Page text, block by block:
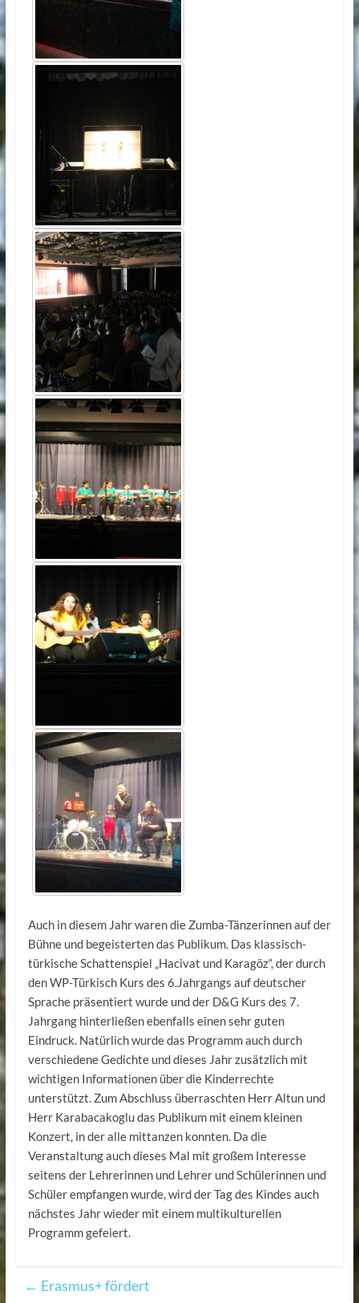
Auch in diesem Jahr waren die Zumba-Tänzerinnen auf der
Bühne und begeisterten das Publikum. Das klassisch-
türkische Schattenspiel „Hacivat und Karagöz“, der durch
den WP-Türkisch Kurs des 6.Jahrgangs auf deutscher
Sprache präsentiert wurde und der D&G Kurs des 7.
Jahrgang hinterließen ebenfalls einen sehr guten
Eindruck. Natürlich wurde das Programm auch durch
verschiedene Gedichte und dieses Jahr zusätzlich mit
wichtigen Informationen über die Kinderrechte
unterstützt. Zum Abschluss überraschten Herr Altun und
Herr Karabacakoglu das Publikum mit einem kleinen
Konzert, in der alle mittanzen konnten. Da die
Veranstaltung auch dieses Mal mit großem Interesse
seitens der Lehrerinnen und Lehrer und Schülerinnen und
Schüler empfangen wurde, wird der Tag des Kindes auch
nächstes Jahr wieder mit einem multikulturellen
Programm gefeiert.
← Erasmus+ fördert